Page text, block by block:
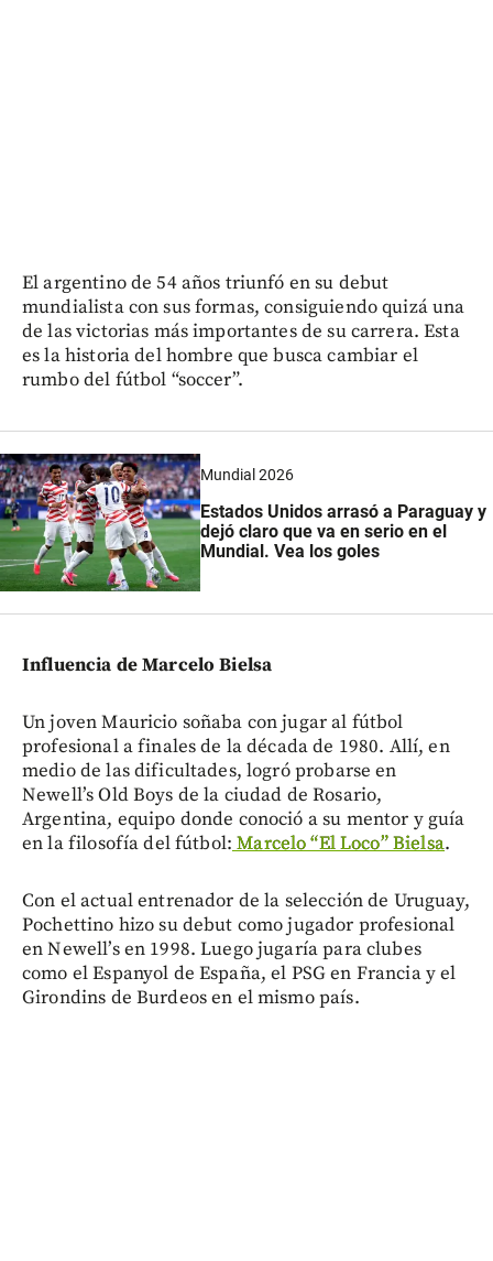
El argentino de 54 años triunfó en su debut
mundialista con sus formas, consiguiendo quizá una
de las victorias más importantes de su carrera. Esta
es la historia del hombre que busca cambiar el
rumbo del fútbol “soccer”.
Mundial 2026
Estados Unidos arrasó a Paraguay y
dejó claro que va en serio en el
Mundial. Vea los goles
Influencia de Marcelo Bielsa
Un joven Mauricio soñaba con jugar al fútbol
profesional a finales de la década de 1980. Allí, en
medio de las dificultades, logró probarse en
Newell’s Old Boys de la ciudad de Rosario,
Argentina, equipo donde conoció a su mentor y guía
en la filosofía del fútbol: Marcelo “El Loco” Bielsa.
Con el actual entrenador de la selección de Uruguay,
Pochettino hizo su debut como jugador profesional
en Newell’s en 1998. Luego jugaría para clubes
como el Espanyol de España, el PSG en Francia y el
Girondins de Burdeos en el mismo país.